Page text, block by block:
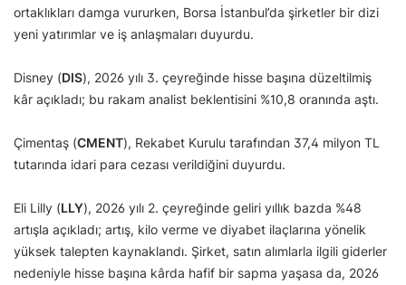
ortaklıkları damga vururken, Borsa İstanbul’da şirketler bir dizi
yeni yatırımlar ve iş anlaşmaları duyurdu.
Disney (DIS), 2026 yılı 3. çeyreğinde hisse başına düzeltilmiş
kâr açıkladı; bu rakam analist beklentisini %10,8 oranında aştı.
Çimentaş (CMENT), Rekabet Kurulu tarafından 37,4 milyon TL
tutarında idari para cezası verildiğini duyurdu.
Eli Lilly (LLY), 2026 yılı 2. çeyreğinde geliri yıllık bazda %48
artışla açıkladı; artış, kilo verme ve diyabet ilaçlarına yönelik
yüksek talepten kaynaklandı. Şirket, satın alımlarla ilgili giderler
nedeniyle hisse başına kârda hafif bir sapma yaşasa da, 2026